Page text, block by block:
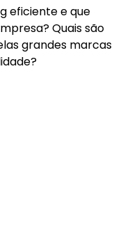
eficiente e que
Quais são
grandes marcas